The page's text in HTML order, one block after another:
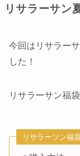
リサラーサン
今回はリサラー
した！
リサラーサン福
リサラーソン福